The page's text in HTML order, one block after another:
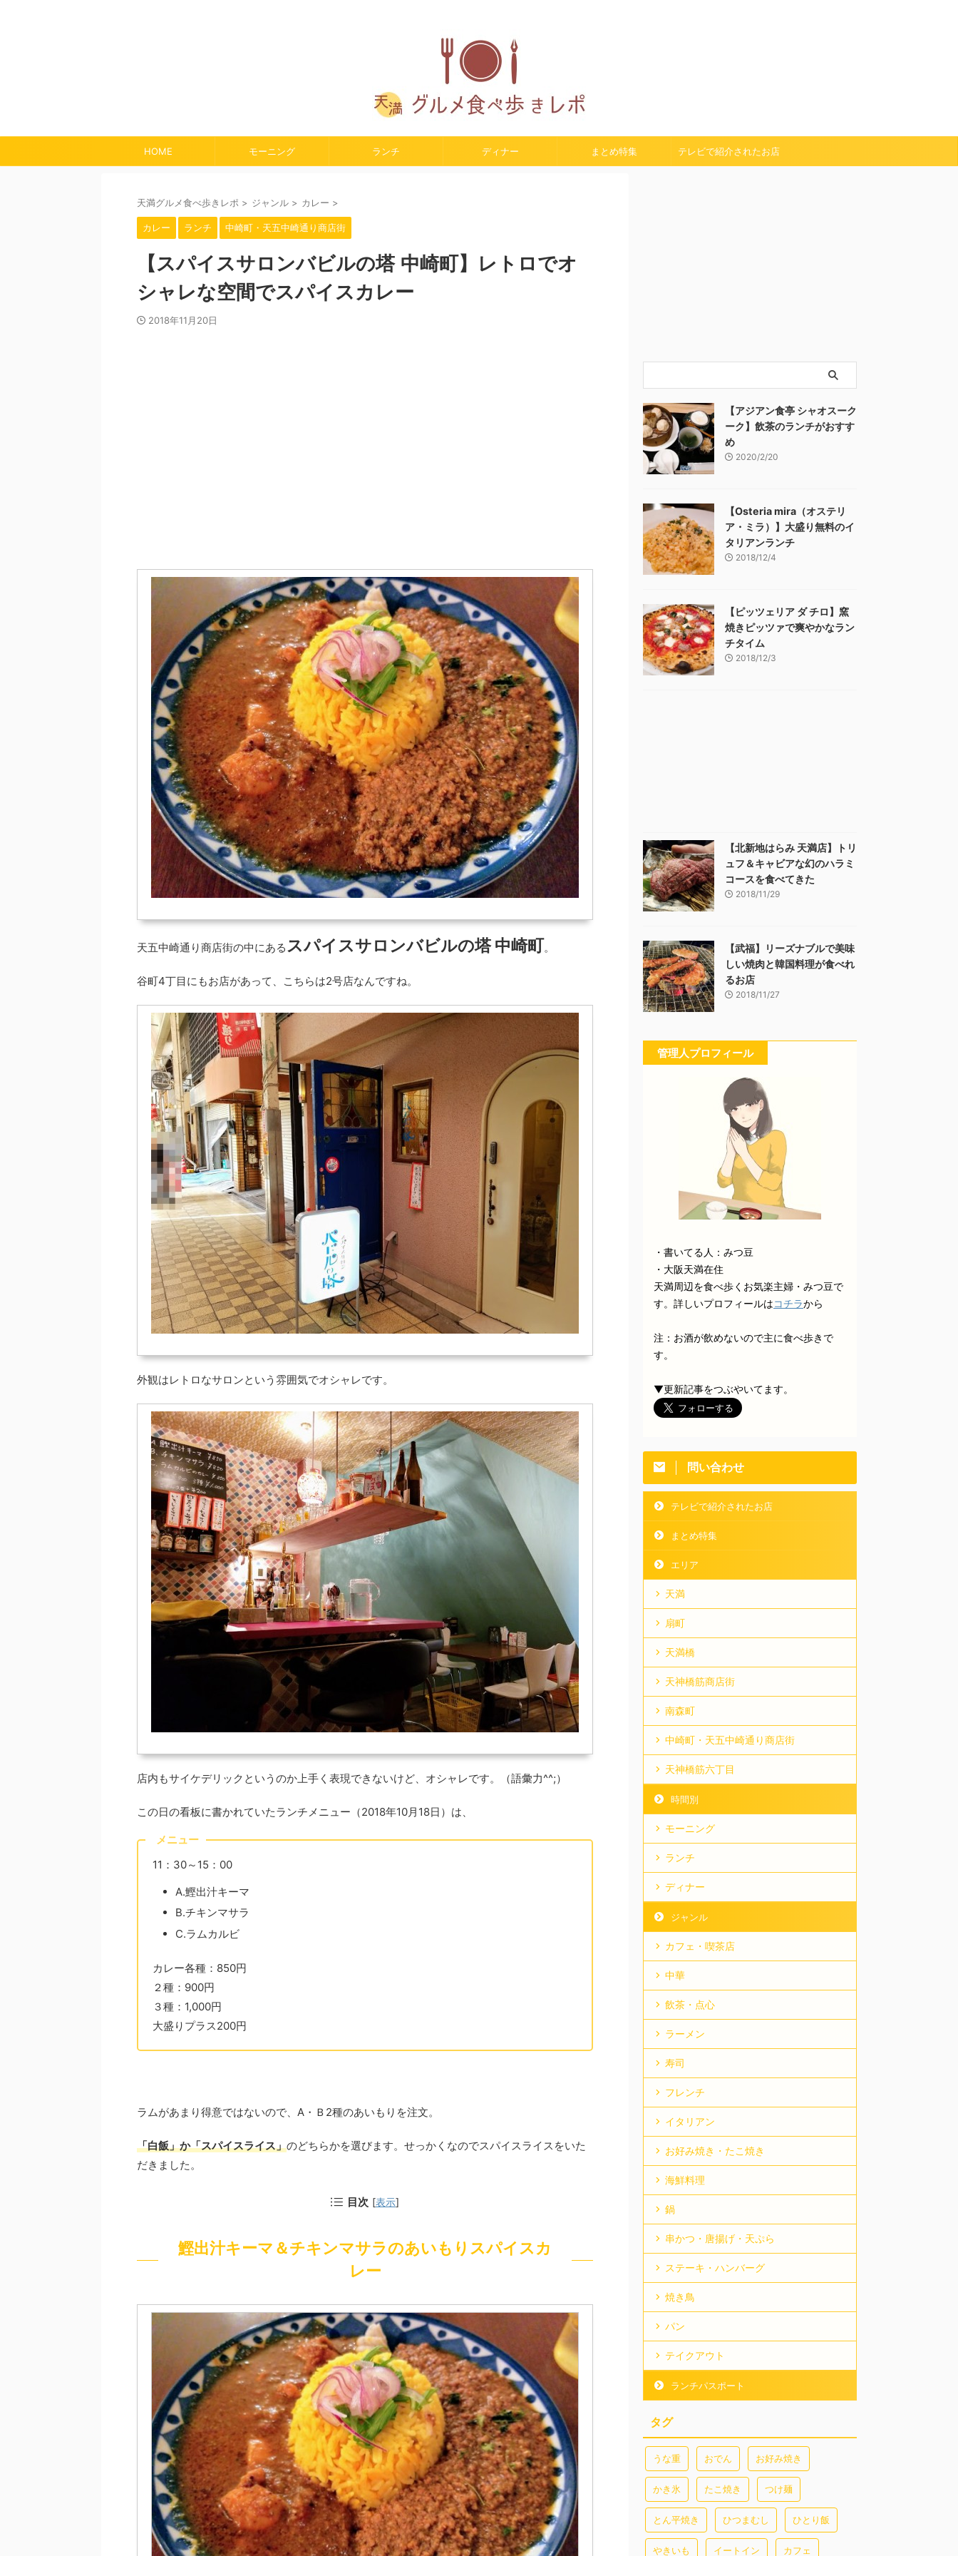
HOME モーニング ランチ ディナー まとめ特集 テレビで紹介されたお店
天満グルメ食べ歩きレポ > ジャンル > カレー >
カレー ランチ 中崎町・天五中崎通り商店街
【スパイスサロンバビルの塔 中崎町】レトロでオ
シャレな空間でスパイスカレー
2018年11月20日
天五中崎通り商店街の中にあるスパイスサロンバビルの塔 中崎町。
谷町4丁目にもお店があって、こちらは2号店なんですね。
外観はレトロなサロンという雰囲気でオシャレです。
店内もサイケデリックというのか上手く表現できないけど、オシャレです。（語彙力^^;）
この日の看板に書かれていたランチメニュー（2018年10月18日）は、
メニュー
11：30～15：00
A.鰹出汁キーマ
B.チキンマサラ
C.ラムカルビ
カレー各種：850円
２種：900円
３種：1,000円
大盛りプラス200円
ラムがあまり得意ではないので、A・Ｂ2種のあいもりを注文。
「白飯」か「スパイスライス」のどちらかを選びます。せっかくなのでスパイスライスをいた
だきました。
目次 [表示]
鰹出汁キーマ＆チキンマサラのあいもりスパイスカ
レー
【アジアン食亭 シャオスーク
ーク】飲茶のランチがおすす
め
2020/2/20
【Osteria mira（オステリ
ア・ミラ）】大盛り無料のイ
タリアンランチ
2018/12/4
【ピッツェリア ダ チロ】窯
焼きピッツァで爽やかなラン
チタイム
2018/12/3
【北新地はらみ 天満店】トリ
ュフ＆キャビアな幻のハラミ
コースを食べてきた
2018/11/29
【武福】リーズナブルで美味
しい焼肉と韓国料理が食べれ
るお店
2018/11/27
管理人プロフィール
・書いてる人：みつ豆
・大阪天満在住
天満周辺を食べ歩くお気楽主婦・みつ豆で
す。詳しいプロフィールはコチラから
注：お酒が飲めないので主に食べ歩きで
す。
▼更新記事をつぶやいてます。
問い合わせ
テレビで紹介されたお店
まとめ特集
エリア
天満
扇町
天満橋
天神橋筋商店街
南森町
中崎町・天五中崎通り商店街
天神橋筋六丁目
時間別
モーニング
ランチ
ディナー
ジャンル
カフェ・喫茶店
中華
飲茶・点心
ラーメン
寿司
フレンチ
イタリアン
お好み焼き・たこ焼き
海鮮料理
鍋
串かつ・唐揚げ・天ぷら
ステーキ・ハンバーグ
焼き鳥
パン
テイクアウト
ランチパスポート
タグ
うな重 おでん お好み焼き
かき氷 たこ焼き つけ麺
とん平焼き ひつまむし ひとり飯
やきいも イートイン カフェ